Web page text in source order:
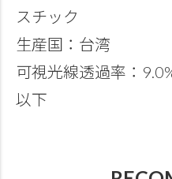
スチック
生産国：台湾
可視光線透過率：
以下